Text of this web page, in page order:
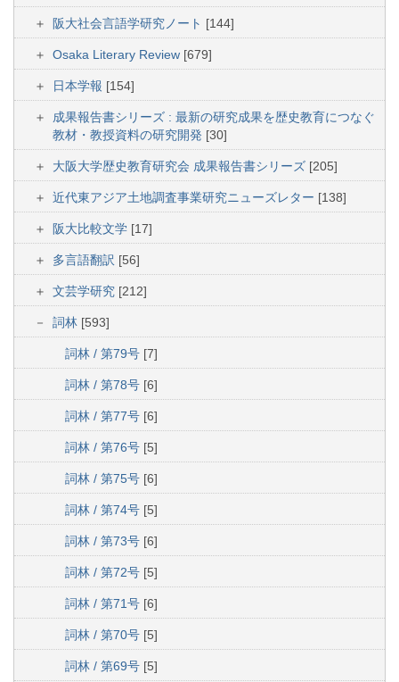
阪大社会言語学研究ノート [144]
Osaka Literary Review [679]
日本学報 [154]
成果報告書シリーズ : 最新の研究成果を歴史教育につなぐ
教材・教授資料の研究開発 [30]
大阪大学歴史教育研究会 成果報告書シリーズ [205]
近代東アジア土地調査事業研究ニューズレター [138]
阪大比較文学 [17]
多言語翻訳 [56]
文芸学研究 [212]
詞林 [593]
詞林 / 第79号 [7]
詞林 / 第78号 [6]
詞林 / 第77号 [6]
詞林 / 第76号 [5]
詞林 / 第75号 [6]
詞林 / 第74号 [5]
詞林 / 第73号 [6]
詞林 / 第72号 [5]
詞林 / 第71号 [6]
詞林 / 第70号 [5]
詞林 / 第69号 [5]